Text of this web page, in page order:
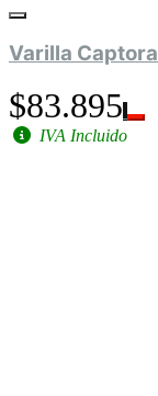
Varilla
$83.895
IVA Incluido